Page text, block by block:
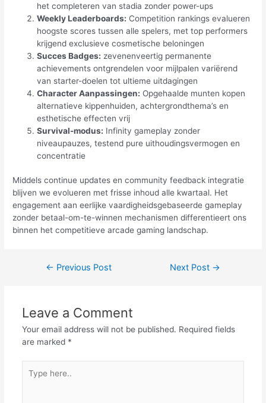
het completeren van stadia zonder power-ups
Weekly Leaderboards: Competition rankings evalueren
hoogste scores tussen alle spelers, met top performers
krijgend exclusieve cosmetische beloningen
Succes Badges: zevenenveertig permanente
achievements ontgrendelen voor mijlpalen variërend
van starter-doelen tot ultieme uitdagingen
Character Aanpassingen: Opgehaalde munten kopen
alternatieve kippenhuiden, achtergrondthema’s en
esthetische effecten vrij
Survival-modus: Infinity gameplay zonder
niveaupauzes, testend pure uithoudingsvermogen en
concentratie
Middels continue updates en community feedback integratie
blijven we evolueren met frisse inhoud alle kwartaal. Het
engagement aan eerlijke vaardigheidsgebaseerde gameplay
zonder betaal-om-te-winnen mechanismen differentieert ons
binnen het competitieve arcade gaming landschap.
← Previous Post Next Post →
Leave a Comment
Your email address will not be published. Required fields
are marked *
here..